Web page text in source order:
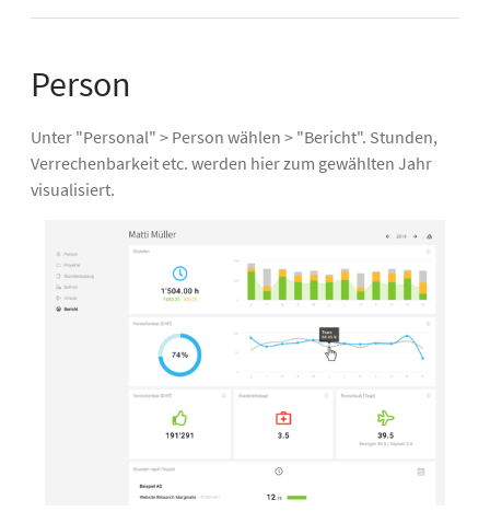
Person
Unter "Personal" > Person wählen > "Bericht". Stunden,
Verrechenbarkeit etc. werden hier zum gewählten Jahr
visualisiert.